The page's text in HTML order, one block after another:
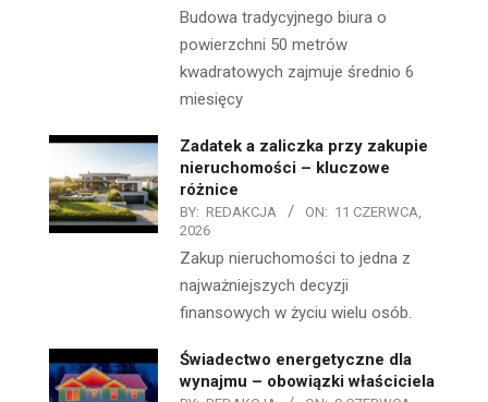
Budowa tradycyjnego biura o
powierzchni 50 metrów
kwadratowych zajmuje średnio 6
miesięcy
Zadatek a zaliczka przy zakupie
nieruchomości – kluczowe
różnice
BY: REDAKCJA ON: 11 CZERWCA,
2026
Zakup nieruchomości to jedna z
najważniejszych decyzji
finansowych w życiu wielu osób.
Świadectwo energetyczne dla
wynajmu – obowiązki właściciela